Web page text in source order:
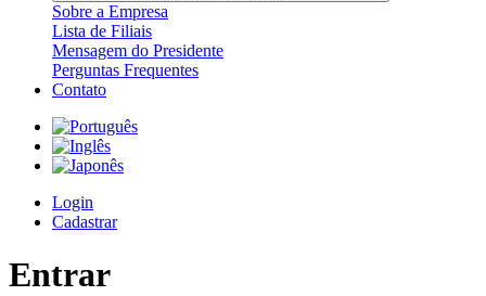
Sobre a Empresa
Lista de Filiais
Mensagem do Presidente
Perguntas Frequentes
Contato
Login
Cadastrar
Entrar